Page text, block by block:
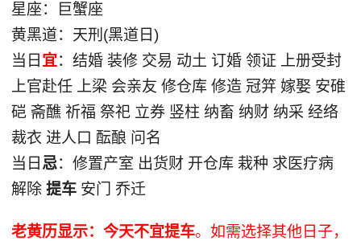
星座：巨蟹座
黄黑道：天刑(黑道日)
当日 宜：结婚 装修 交易 动土 订婚 领证 上册受封
上官赴任 上梁 会亲友 修仓库 修造 冠笄 嫁娶 安碓
硙 斋醮 祈福 祭祀 立券 竖柱 纳畜 纳财 纳采 经络
裁衣 进人口 酝酿 问名
当日 忌：修置产室 出货财 开仓库 栽种 求医疗病
解除 提车安门 乔迁
老黄历显示：今天不宜提车。如需选择其他日子，